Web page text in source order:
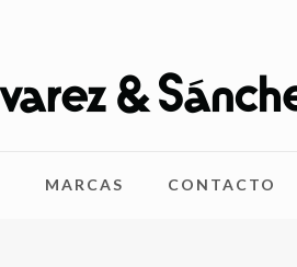
MARCAS CONTACTO